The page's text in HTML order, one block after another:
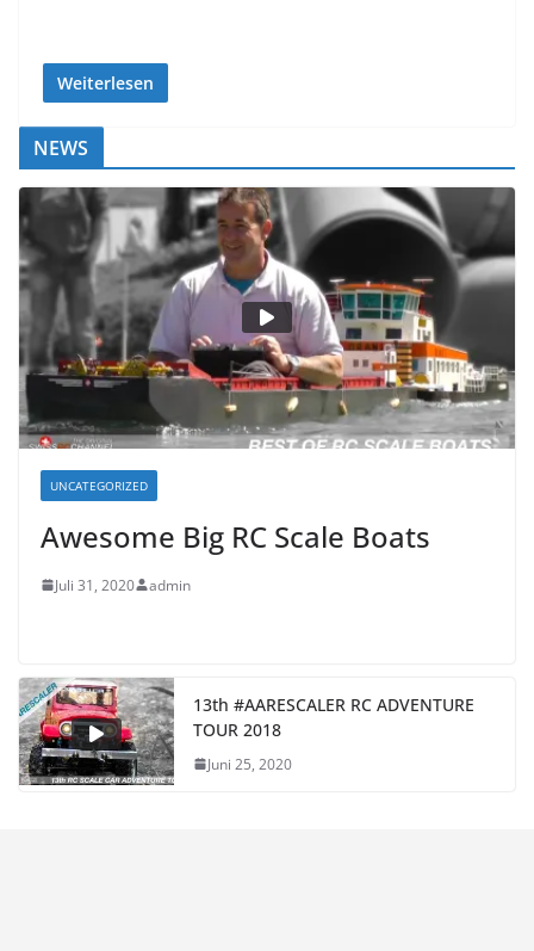
Weiterlesen
NEWS
UNCATEGORIZED
Awesome Big RC Scale Boats
Juli 31, 2020 admin
13th #AARESCALER RC ADVENTURE
TOUR 2018
Juni 25, 2020